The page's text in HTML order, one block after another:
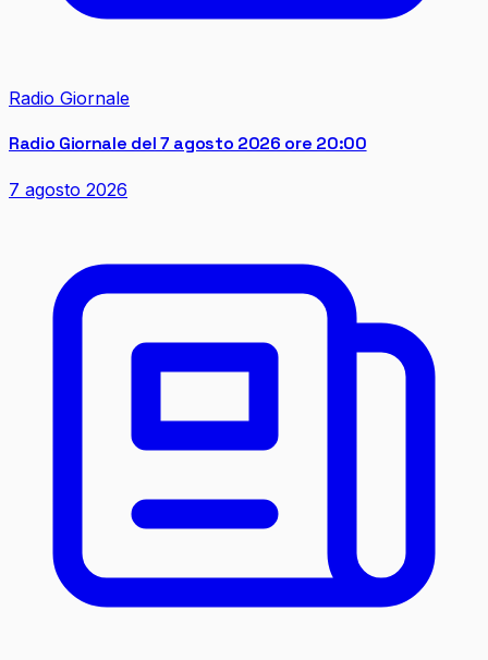
Radio Giornale
Radio Giornale del 7 agosto 2026 ore 20:00
7 agosto 2026